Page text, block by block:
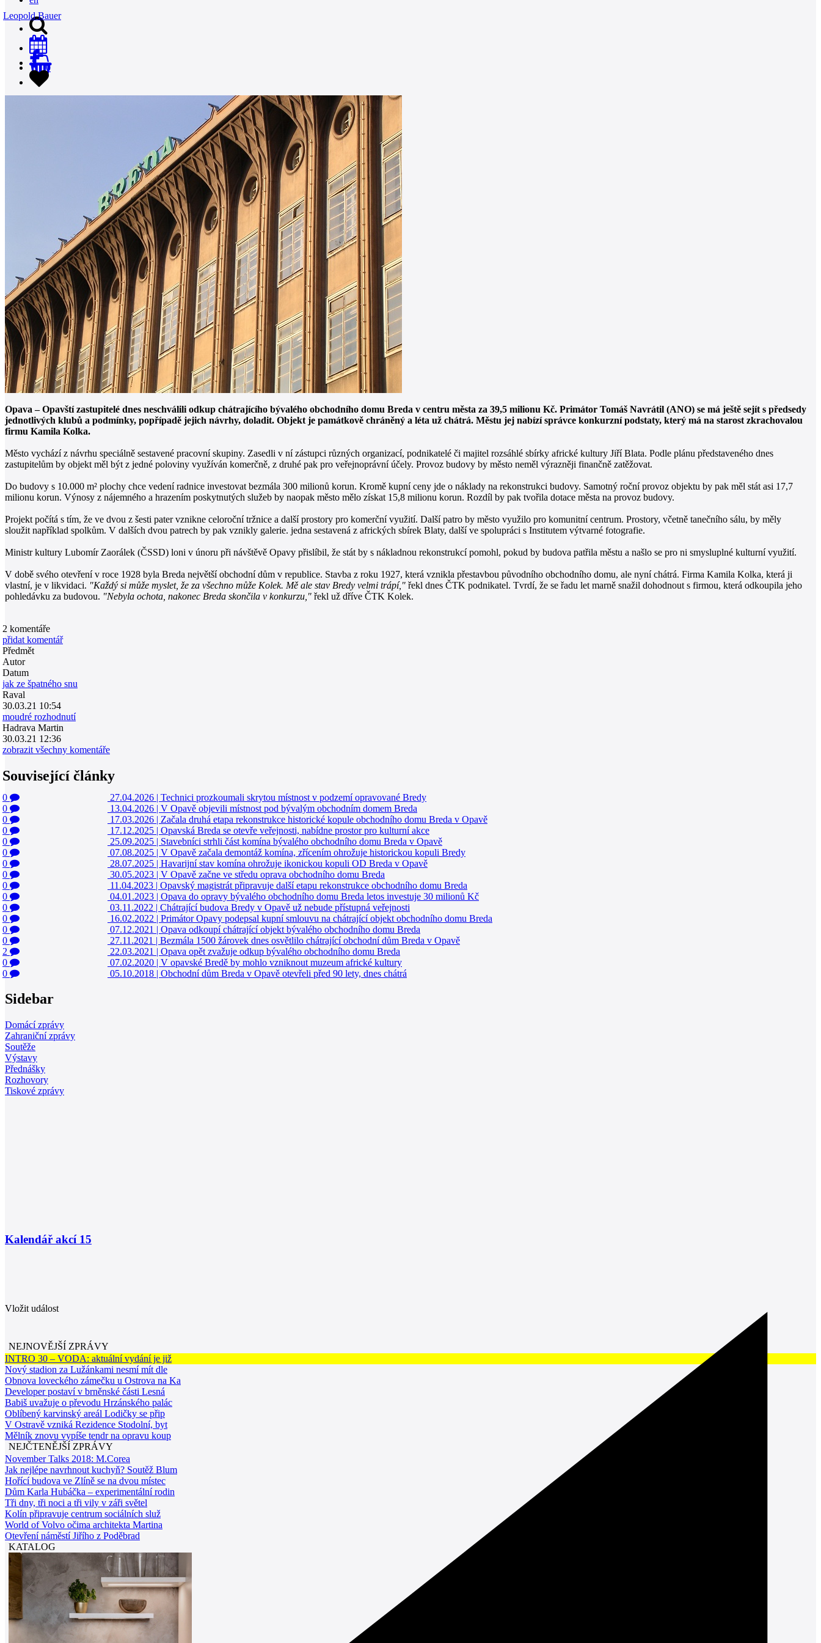
0
Leopold Bauer
Opava – Opavští zastupitelé dnes neschválili odkup chátrajícího bývalého obchodního domu Breda v centru města za 39,5 milionu Kč. Primátor Tomáš Navrátil (ANO) se má ještě sejít s předsedy
jednotlivých klubů a podmínky, popřípadě jejich návrhy, doladit. Objekt je památkově chráněný a léta už chátrá. Městu jej nabízí správce konkurzní podstaty, který má na starost zkrachovalou
firmu Kamila Kolka.
Město vychází z návrhu speciálně sestavené pracovní skupiny. Zasedli v ní zástupci různých organizací, podnikatelé či majitel rozsáhlé sbírky africké kultury Jiří Blata. Podle plánu představeného dnes
zastupitelům by objekt měl být z jedné poloviny využíván komerčně, z druhé pak pro veřejnoprávní účely. Provoz budovy by město neměl výrazněji finančně zatěžovat.
Do budovy s 10.000 m² plochy chce vedení radnice investovat bezmála 300 milionů korun. Kromě kupní ceny jde o náklady na rekonstrukci budovy. Samotný roční provoz objektu by pak měl stát asi 17,7
milionu korun. Výnosy z nájemného a hrazením poskytnutých služeb by naopak město mělo získat 15,8 milionu korun. Rozdíl by pak tvořila dotace města na provoz budovy.
Projekt počítá s tím, že ve dvou z šesti pater vznikne celoroční tržnice a další prostory pro komerční využití. Další patro by město využilo pro komunitní centrum. Prostory, včetně tanečního sálu, by měly
sloužit například spolkům. V dalších dvou patrech by pak vznikly galerie. jedna sestavená z afrických sbírek Blaty, další ve spolupráci s Institutem výtvarné fotografie.
Ministr kultury Lubomír Zaorálek (ČSSD) loni v únoru při návštěvě Opavy přislíbil, že stát by s nákladnou rekonstrukcí pomohl, pokud by budova patřila městu a našlo se pro ni smysluplné kulturní využití.
V době svého otevření v roce 1928 byla Breda největší obchodní dům v republice. Stavba z roku 1927, která vznikla přestavbou původního obchodního domu, ale nyní chátrá. Firma Kamila Kolka, která ji
vlastní, je v likvidaci. "Každý si může myslet, že za všechno může Kolek. Mě ale stav Bredy velmi trápí," řekl dnes ČTK podnikatel. Tvrdí, že se řadu let marně snažil dohodnout s firmou, která odkoupila jeho
pohledávku za budovou. "Nebyla ochota, nakonec Breda skončila v konkurzu," řekl už dříve ČTK Kolek.
2 komentáře
přidat komentář
Předmět
Autor
Datum
jak ze špatného snu
Raval
30.03.21 10:54
moudré rozhodnutí
Hadrava Martin
30.03.21 12:36
zobrazit všechny komentáře
Související články
0 27.04.2026 | Technici prozkoumali skrytou místnost v podzemí opravované Bredy
0
13.04.2026 | V Opavě objevili místnost pod bývalým obchodním domem Breda
0
17.03.2026 | Začala druhá etapa rekonstrukce historické kopule obchodního domu Breda v Opavě
0
17.12.2025 | Opavská Breda se otevře veřejnosti, nabídne prostor pro kulturní akce
0
25.09.2025 | Stavebníci strhli část komína bývalého obchodního domu Breda v Opavě
0
07.08.2025 | V Opavě začala demontáž komína, zřícením ohrožuje historickou kopuli Bredy
0
28.07.2025 | Havarijní stav komína ohrožuje ikonickou kopuli OD Breda v Opavě
0
30.05.2023 | V Opavě začne ve středu oprava obchodního domu Breda
0
11.04.2023 | Opavský magistrát připravuje další etapu rekonstrukce obchodního domu Breda
0
04.01.2023 | Opava do opravy bývalého obchodního domu Breda letos investuje 30 milionů Kč
0
03.11.2022 | Chátrající budova Bredy v Opavě už nebude přístupná veřejnosti
0
16.02.2022 | Primátor Opavy podepsal kupní smlouvu na chátrající objekt obchodního domu Breda
0
07.12.2021 | Opava odkoupí chátrající objekt bývalého obchodního domu Breda
0
27.11.2021 | Bezmála 1500 žárovek dnes osvětlilo chátrající obchodní dům Breda v Opavě
2
22.03.2021 | Opava opět zvažuje odkup bývalého obchodního domu Breda
0
07.02.2020 | V opavské Bredě by mohlo vzniknout muzeum africké kultury
0
05.10.2018 | Obchodní dům Breda v Opavě otevřeli před 90 lety, dnes chátrá
Sidebar
Domácí zprávy
Zahraniční zprávy
Soutěže
Výstavy
Přednášky
Rozhovory
Tiskové zprávy
Kalendář akcí 15
Vložit událost
NEJNOVĚJŠÍ ZPRÁVY
INTRO 30 – VODA: aktuální vydání je již
Nový stadion za Lužánkami nesmí mít dle
Obnova loveckého zámečku u Ostrova na Ka
Developer postaví v brněnské části Lesná
Babiš uvažuje o převodu Hrzánského palác
Oblíbený karvinský areál Lodičky se přip
V Ostravě vzniká Rezidence Stodolní, byt
Mělník znovu vypíše tendr na opravu koup
NEJČTENĚJŠÍ ZPRÁVY
November Talks 2018: M.Corea
Jak nejlépe navrhnout kuchyň? Soutěž Blum
Hořící budova ve Zlíně se na dvou místec
Dům Karla Hubáčka – experimentální rodin
Tři dny, tři noci a tři vily v záři světel
Kolín připravuje centrum sociálních služ
World of Volvo očima architekta Martina
Otevření náměstí Jiřího z Poděbrad
KATALOG